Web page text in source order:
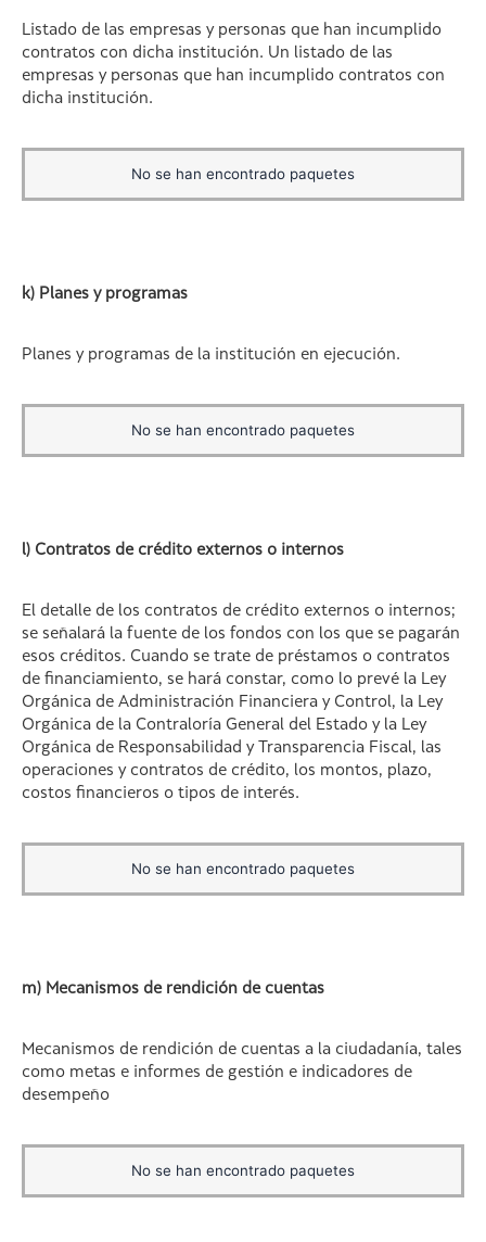
Listado de las empresas y personas que han incumplido
contratos con dicha institución. Un listado de las
empresas y personas que han incumplido contratos con
dicha institución.
No se han encontrado paquetes
k) Planes y programas
Planes y programas de la institución en ejecución.
No se han encontrado paquetes
l) Contratos de crédito externos o internos
El detalle de los contratos de crédito externos o internos;
se señalará la fuente de los fondos con los que se pagarán
esos créditos. Cuando se trate de préstamos o contratos
de financiamiento, se hará constar, como lo prevé la Ley
Orgánica de Administración Financiera y Control, la Ley
Orgánica de la Contraloría General del Estado y la Ley
Orgánica de Responsabilidad y Transparencia Fiscal, las
operaciones y contratos de crédito, los montos, plazo,
costos financieros o tipos de interés.
No se han encontrado paquetes
m) Mecanismos de rendición de cuentas
Mecanismos de rendición de cuentas a la ciudadanía, tales
como metas e informes de gestión e indicadores de
desempeño
No se han encontrado paquetes